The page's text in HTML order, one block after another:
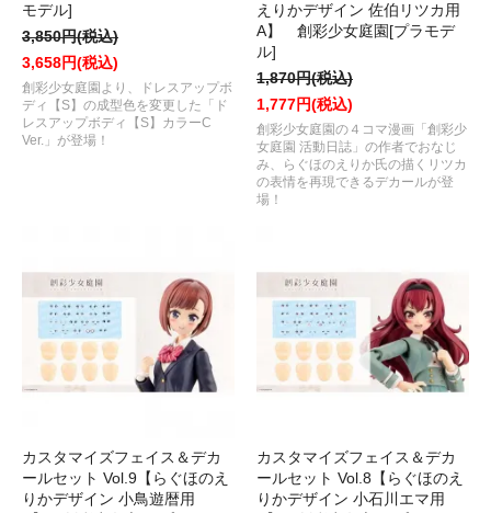
モデル]
3,850円(税込)
3,658円(税込)
創彩少女庭園より、ドレスアップボ
ディ【S】の成型色を変更した「ド
レスアップボディ【S】カラーC
Ver.」が登場！
えりかデザイン 佐伯リツカ用
A】 創彩少女庭園[プラモデ
ル]
1,870円(税込)
1,777円(税込)
創彩少女庭園の４コマ漫画「創彩少
女庭園 活動日誌」の作者でおなじ
み、らぐほのえりか氏の描くリツカ
の表情を再現できるデカールが登
場！
カスタマイズフェイス＆デカ
ールセット Vol.9【らぐほのえ
りかデザイン 小鳥遊暦用
カスタマイズフェイス＆デカ
ールセット Vol.8【らぐほのえ
りかデザイン 小石川エマ用